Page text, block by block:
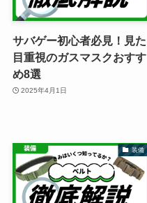
サバゲー初心者必見！見た
目重視のガスマスクおすす
め8選
2025年4月1日
装備